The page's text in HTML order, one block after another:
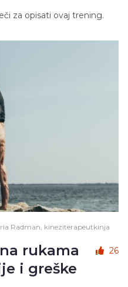
za opisati ovaj trening.
Radman, kineziterapeutkinja
rukama
i greške
26